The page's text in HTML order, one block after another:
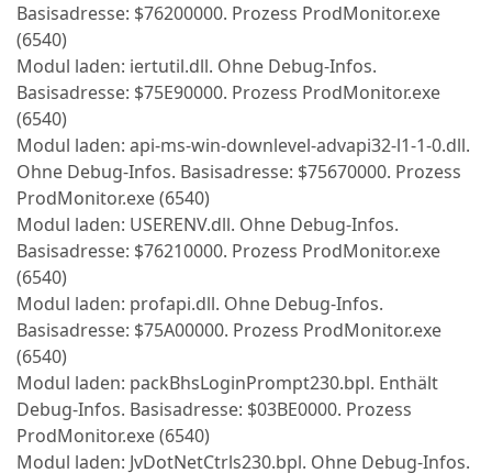
Basisadresse: $76200000. Prozess ProdMonitor.exe
(6540)
Modul laden: iertutil.dll. Ohne Debug-Infos.
Basisadresse: $75E90000. Prozess ProdMonitor.exe
(6540)
Modul laden: api-ms-win-downlevel-advapi32-l1-1-0.dll.
Ohne Debug-Infos. Basisadresse: $75670000. Prozess
ProdMonitor.exe (6540)
Modul laden: USERENV.dll. Ohne Debug-Infos.
Basisadresse: $76210000. Prozess ProdMonitor.exe
(6540)
Modul laden: profapi.dll. Ohne Debug-Infos.
Basisadresse: $75A00000. Prozess ProdMonitor.exe
(6540)
Modul laden: packBhsLoginPrompt230.bpl. Enthält
Debug-Infos. Basisadresse: $03BE0000. Prozess
ProdMonitor.exe (6540)
Modul laden: JvDotNetCtrls230.bpl. Ohne Debug-Infos.